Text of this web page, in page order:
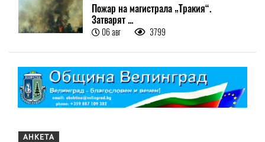
Пожар на магистрала „Тракия“.
Затварят ...
06 авг 3799
АНКЕТА